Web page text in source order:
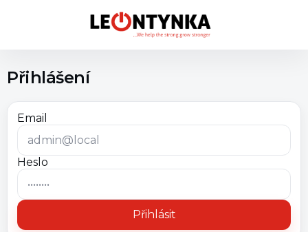
Přihlášení
Email
Heslo
Přihlásit